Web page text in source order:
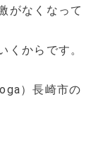
がなくなって
くからです。
）長崎市の